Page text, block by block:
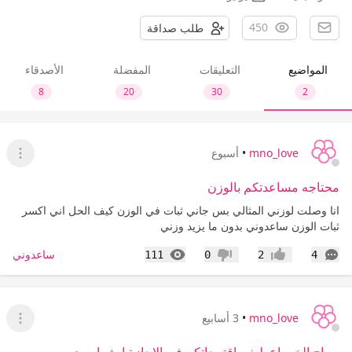
450 طلب صداقة
المواضيع
2
التعليقات
30
المفضلة
20
الأصدقاء
8
mno_love
• أسبوع
عرض
محتاجه مساعدتكم بالوزن
انا وصلت لوزني المثالي بس جاني ثبات في الوزن كيف الحل اني اكسر
ثبات الوزن ساعدوني بدون ما يزيد وزني
4
التعليقات إعجاب2 عدم إعجاب
0
111
المشاهدات ساعدوني
mno_love
• 3 أسابيع
عرض